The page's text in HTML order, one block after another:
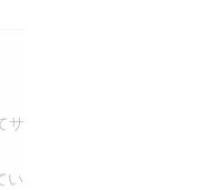
サ
い